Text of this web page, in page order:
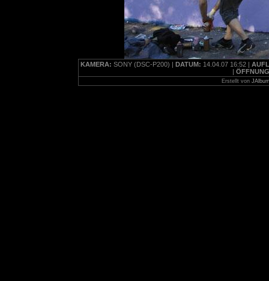
KAMERA: SONY (DSC-P200) | DATUM: 14.04.07 16:52 |
|
Erstellt von